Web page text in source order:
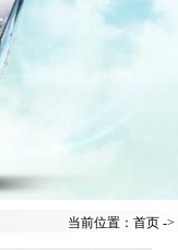
当前位置： 首页->